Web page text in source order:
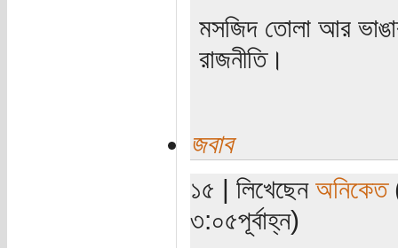
মসজিদ তোলা আর
রাজনীতি।
জবাব
১৫ | লিখেছেন অনিকেত
৩:০৫পূর্বাহ্ন)